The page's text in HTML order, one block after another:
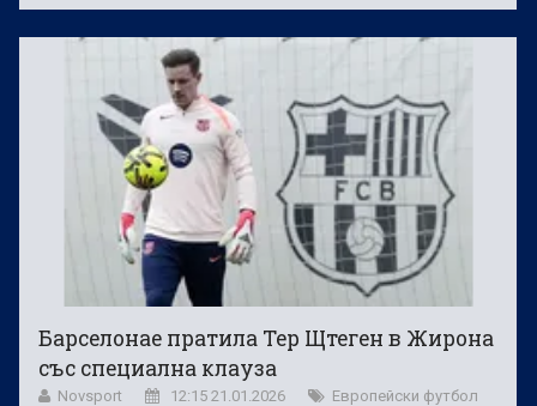
Барселонае пратила Тер Щтеген в Жирона
със специална клауза
Novsport 12:15 21.01.2026 Европейски футбол